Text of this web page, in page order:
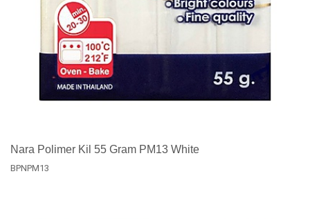
Nara Polimer Kil 55 Gram PM13 White
BPNPM13